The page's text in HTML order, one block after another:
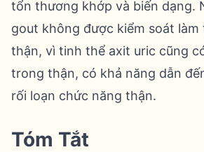
tổn thương khớp và biến dạng.
gout không được kiểm soát làm
thận, vì tinh thể axit uric cũng
trong thận, có khả năng dẫn
rối loạn chức năng thận.
Tóm Tắt